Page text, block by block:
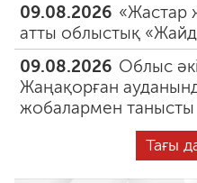
09.08.2026 «Жастар
атты облыстық
09.08.2026 Облыс
Жаңақорған
жобалармен танысты
Тағы